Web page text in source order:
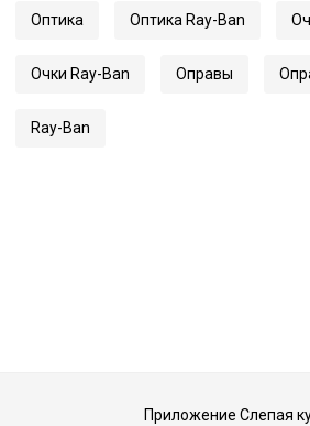
Оптика Оптика Ray-Ban
Очки Ray-Ban Оправы
Ray-Ban
Приложение Слепая